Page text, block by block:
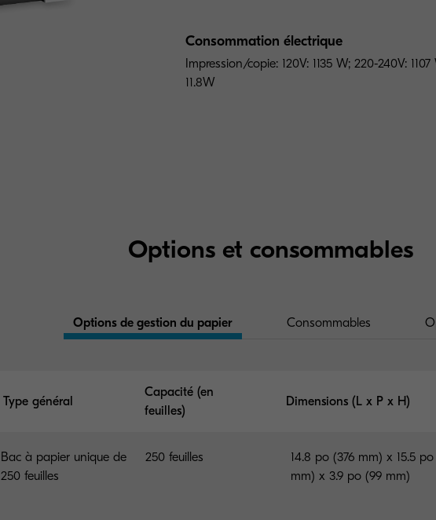
Consommation électrique
Impression/copie: 120V: 1135 W; 220-240V:
11.8W
Options et consommables
Options de gestion du papier Consommables
Type général
Capacité (en
feuilles)
Dimensions (L x P x H)
Bac à papier unique de
250 feuilles
250 feuilles
14.8 po (376 mm) x 15.5
mm) x 3.9 po (99 mm)